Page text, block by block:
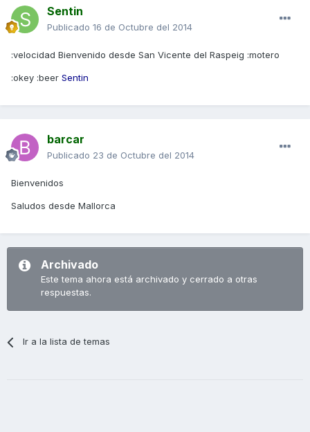
Sentin
Publicado 16 de Octubre del 2014
:velocidad Bienvenido desde San Vicente del Raspeig :motero
:okey :beer Sentin
barcar
Publicado 23 de Octubre del 2014
Bienvenidos
Saludos desde Mallorca
Archivado
Este tema ahora está archivado y cerrado a otras
respuestas.
Ir a la lista de temas